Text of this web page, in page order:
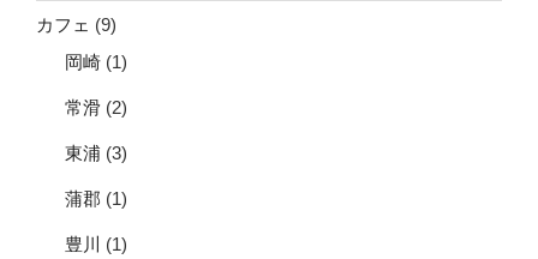
カフェ (9)
岡崎 (1)
常滑 (2)
東浦 (3)
蒲郡 (1)
豊川 (1)